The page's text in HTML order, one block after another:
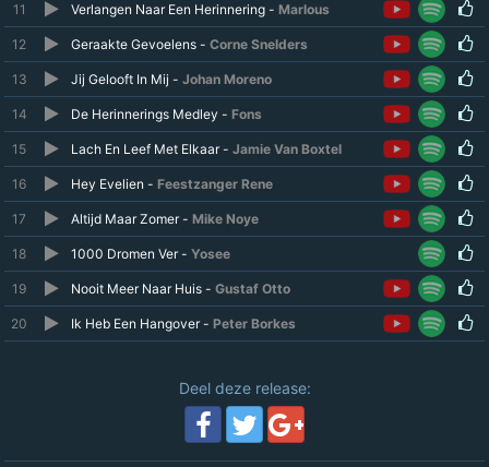
11 Verlangen Naar Een Herinnering - Marlous
12 Geraakte Gevoelens - Corne Snelders
13 Jij Gelooft In Mij - Johan Moreno
14 De Herinnerings Medley - Fons
15 Lach En Leef Met Elkaar - Jamie Van Boxtel
16 Hey Evelien - Feestzanger Rene
17 Altijd Maar Zomer - Mike Noye
18 1000 Dromen Ver - Yosee
19 Nooit Meer Naar Huis - Gustaf Otto
20 Ik Heb Een Hangover - Peter Borkes
Deel deze release: